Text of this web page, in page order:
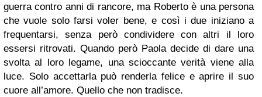
guerra contro anni di rancore, ma Roberto è una persona
che vuole solo farsi voler bene, e così i due iniziano a
frequentarsi, senza però condividere con altri il loro
essersi ritrovati. Quando però Paola decide di dare una
svolta al loro legame, una scioccante verità viene alla
luce. Solo accettarla può renderla felice e aprire il suo
cuore all’amore. Quello che non tradisce.